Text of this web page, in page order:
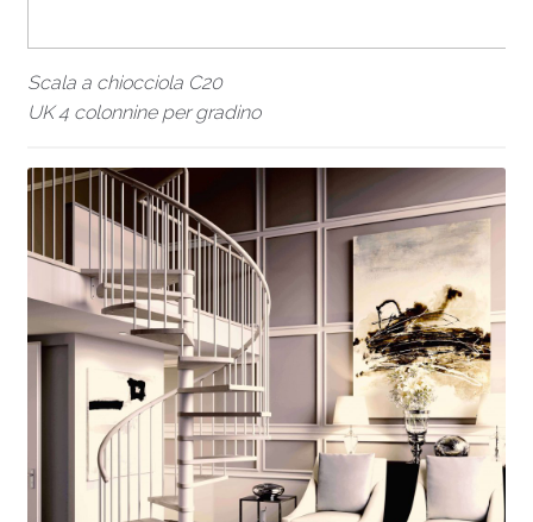
Scala a chiocciola C20
UK 4 colonnine per gradino